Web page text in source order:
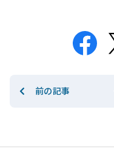
前の記事